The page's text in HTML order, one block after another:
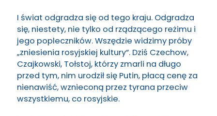
I świat odgradza się od tego kraju. Odgradza
się, niestety, nie tylko od rządzącego reżimu i
jego popleczników. Wszędzie widzimy próby
„zniesienia rosyjskiej kultury”. Dziś Czechow,
Czajkowski, Tołstoj, którzy zmarli na długo
przed tym, nim urodził się Putin, płacą cenę za
nienawiść, wznieconą przez tyrana przeciw
wszystkiemu, co rosyjskie.